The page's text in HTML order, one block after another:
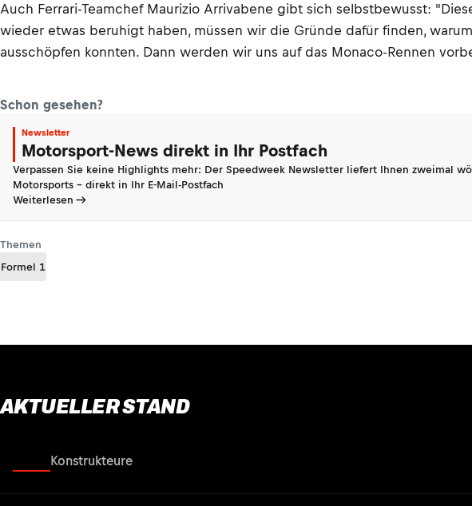
Auch Ferrari-Teamchef Maurizio Arrivabene gibt sich selbstbewusst:
wieder etwas beruhigt haben, müssen wir die Gründe dafür finden,
ausschöpfen konnten. Dann werden wir uns auf das Monaco-Rennen
Schon gesehen?
Newsletter
Motorsport-News direkt in Ihr Postfach
Verpassen Sie keine Highlights mehr: Der Speedweek Newsletter liefert Ihnen zweimal
Motorsports - direkt in Ihr E-Mail-Postfach
Weiterlesen
Themen
Formel 1
AKTUELLER STAND
Konstrukteure